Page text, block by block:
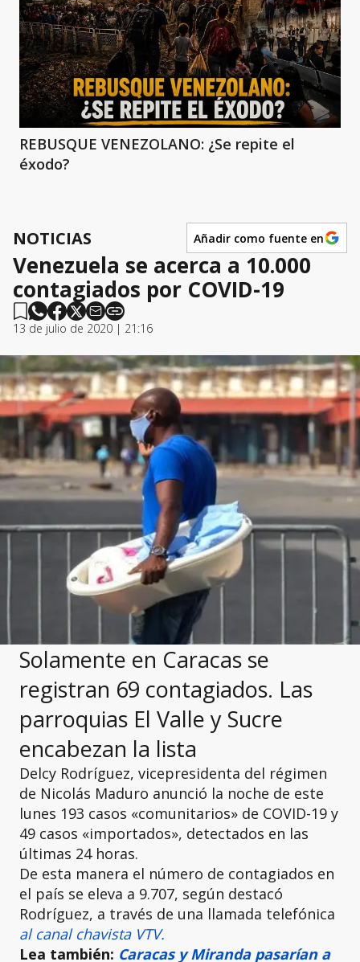
REBUSQUE VENEZOLANO: ¿Se repite el
éxodo?
NOTICIAS Añadir como fuente en
Venezuela se acerca a 10.000
contagiados por COVID-19
13 de julio de 2020 | 21:16
Solamente en Caracas se
registran 69 contagiados. Las
parroquias El Valle y Sucre
encabezan la lista
Delcy Rodríguez, vicepresidenta del régimen
de Nicolás Maduro anunció la noche de este
lunes 193 casos «comunitarios» de COVID-19 y
49 casos «importados», detectados en las
últimas 24 horas.
De esta manera el número de contagiados en
el país se eleva a 9.707, según destacó
Rodríguez, a través de una llamada telefónica
al canal chavista VTV.
Lea también: Caracas y Miranda pasarían a